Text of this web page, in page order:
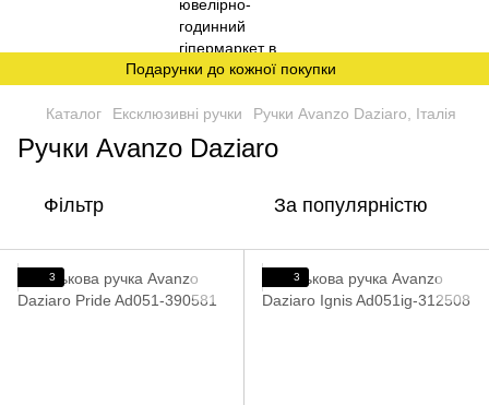
Подарунки до кожної покупки
Каталог Ексклюзивні ручки Ручки Avanzo Daziaro, Італія
Ручки Avanzo Daziaro
Фільтр За популярністю
3 3